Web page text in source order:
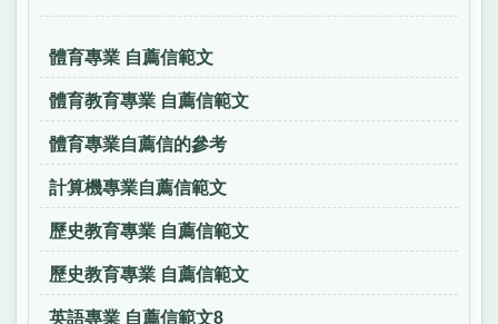
體育專業 自薦信範文
體育教育專業 自薦信範文
體育專業自薦信的參考
計算機專業自薦信範文
歷史教育專業 自薦信範文
歷史教育專業 自薦信範文
英語專業 自薦信範文8